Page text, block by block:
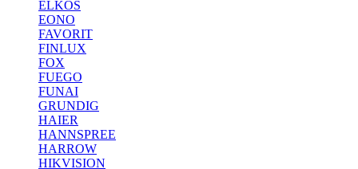
ELKOS
EONO
FAVORIT
FINLUX
FOX
FUEGO
FUNAI
GRUNDIG
HAIER
HANNSPREE
HARROW
HIKVISION